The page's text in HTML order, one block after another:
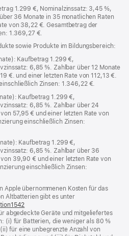
1.299 €, Nominalzinssatz: 3,45 %,
36 Monate in 35 monatlichen Raten
von 38,22 €. Gesamtbetrag der
1.369,27 €.
sowie Produkte im Bildungsbereich:
Kaufbetrag 1.299 €,
6,85 %. Zahlbar über 12 Monate
€. und einer letzten Rate von 112,13 €.
Zinsen: 1.346,22 €.
Kaufbetrag 1.299 €,
6,85 %. Zahlbar über 24
57,95 € und einer letzten Rate von
einschließlich Zinsen:
Kaufbetrag 1.299 €,
6,85 %. Zahlbar über 36
39,90 € und einer letzten Rate von
einschließlich Zinsen:
Apple übernommenen Kosten für das
Altbatterien gibt es unter
ein
neues
Fenster)
abgedeckte Geräte und mitgeliefertes
(i) für Batterien, die weniger als 80 %
für eine unbegrenzte Anzahl von